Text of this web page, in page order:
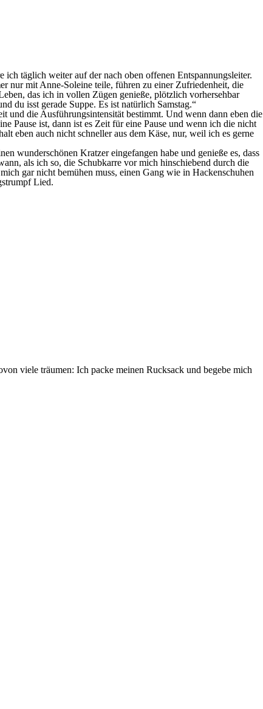
täglich weiter auf der nach oben offenen Entspannungsleiter.
nur mit Anne-Soleine teile, führen zu einer Zufriedenheit, die
das ich in vollen Zügen genieße, plötzlich vorhersehbar
du isst gerade Suppe. Es ist natürlich Samstag.“
und die Ausführungsintensität bestimmt. Und wenn dann eben die
Pause ist, dann ist es Zeit für eine Pause und wenn ich die nicht
eben auch nicht schneller aus dem Käse, nur, weil ich es gerne
wunderschönen Kratzer eingefangen habe und genieße es, dass
als ich so, die Schubkarre vor mich hinschiebend durch die
gar nicht bemühen muss, einen Gang wie in Hackenschuhen
Lied.
viele träumen: Ich packe meinen Rucksack und begebe mich